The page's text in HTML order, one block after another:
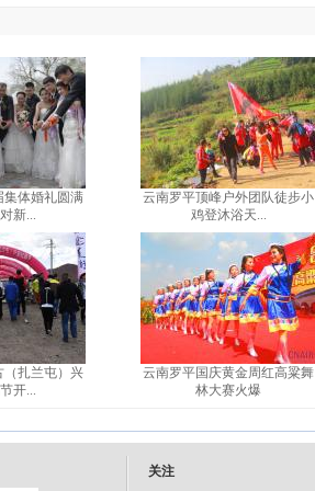
集体婚礼圆满
新...
（扎兰屯）兴
开...
云南罗平顶峰户外团队徒步小
鸡登沐浴天...
云南罗平国庆黄金周红高粱舞
林大赛火爆
关注